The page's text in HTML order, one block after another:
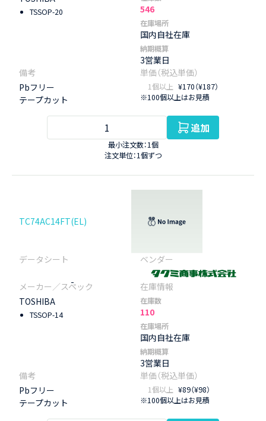
TSSOP-20 546
在庫場所
国内自社在庫
納期概算
3営業日
Pbフリー
テープカット
1個以上 ¥170（¥187）
※100個以上はお見積
追加
最小注文数：1個
注文単位：1個ずつ
TC74AC14FT(EL)
-
TOSHIBA
TSSOP-14
在庫数
110
在庫場所
国内自社在庫
納期概算
3営業日
Pbフリー
テープカット
1個以上 ¥89（¥98）
※100個以上はお見積